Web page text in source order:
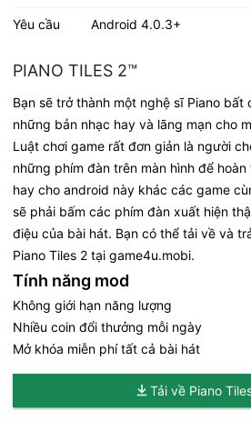
Yêu cầu Android 4.0.3+
PIANO TILES 2™
Bạn sẽ trở thành một nghệ sĩ Piano
những bản nhạc hay và lãng mạn cho
Luật chơi game rất đơn giản là người
những phím đàn trên màn hình để
hay cho android này khác các game
sẽ phải bấm các phím đàn xuất hiện
điệu của bài hát. Bạn có thể tải về và
Piano Tiles 2 tại game4u.mobi.
Tính năng mod
Không giới hạn năng lượng
Nhiều coin đổi thưởng mỗi ngày
Mở khóa miễn phí tất cả bài hát
Tải về Piano